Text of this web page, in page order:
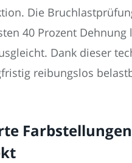
Die
40 Prozent
Dank dieser
reibungslos